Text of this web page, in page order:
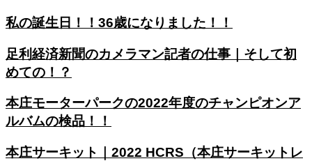
私の誕生日！！36歳になりました！！
足利経済新聞のカメラマン記者の仕事｜そして初
めての！？
本庄モーターパークの2022年度のチャンピオンア
ルバムの検品！！
本庄サーキット｜2022 HCRS（本庄サーキットレ